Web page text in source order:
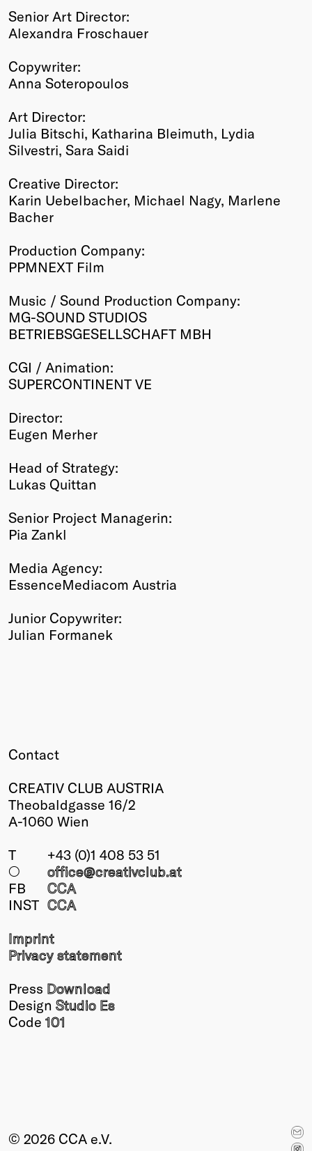
Senior Art Director:
Alexandra Froschauer
Copywriter:
Anna Soteropoulos
Art Director:
Julia Bitschi, Katharina Bleimuth, Lydia
Silvestri, Sara Saidi
Creative Director:
Karin Uebelbacher, Michael Nagy, Marlene
Bacher
Production Company:
PPMNEXT Film
Music / Sound Production Company:
MG-SOUND STUDIOS
BETRIEBSGESELLSCHAFT MBH
CGI / Animation:
SUPERCONTINENT VE
Director:
Eugen Merher
Head of Strategy:
Lukas Quittan
Senior Project Managerin:
Pia Zankl
Media Agency:
EssenceMediacom Austria
Junior Copywriter:
Julian Formanek
Contact
CREATIV CLUB AUSTRIA
Theobaldgasse 16/2
A-1060 Wien
T
+43 (0)1 408 53 51
○
office@creativclub.at
FB
CCA
INST CCA
Imprint
Privacy statement
Press Download
Design Studio Es
Code 101
© 2026 CCA e.V.